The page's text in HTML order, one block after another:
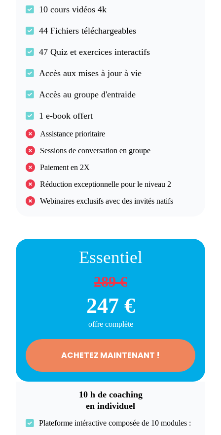
10 cours vidéos 4k
44 Fichiers téléchargeables
47 Quiz et exercices interactifs
Accès aux mises à jour à vie
Accès au groupe d'entraide
1 e-book offert
Assistance prioritaire
Sessions de conversation en groupe
Paiement en 2X
Réduction exceptionnelle pour le niveau 2
Webinaires exclusifs avec des invités natifs
Essentiel
289 €
247 €
offre complète
ACHETEZ MAINTENANT !
10 h de coaching
en individuel
Plateforme intéractive composée de 10 modules :